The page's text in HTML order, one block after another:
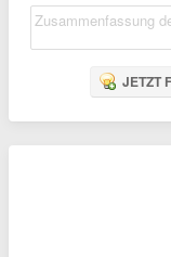
JETZT